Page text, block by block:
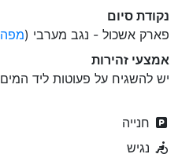
נקודת סיום
פארק אשכול - נגב מערבי (מפה
אמצעי זהירות
יש להשגיח על פעוטות ליד המים
חנייה
נגיש